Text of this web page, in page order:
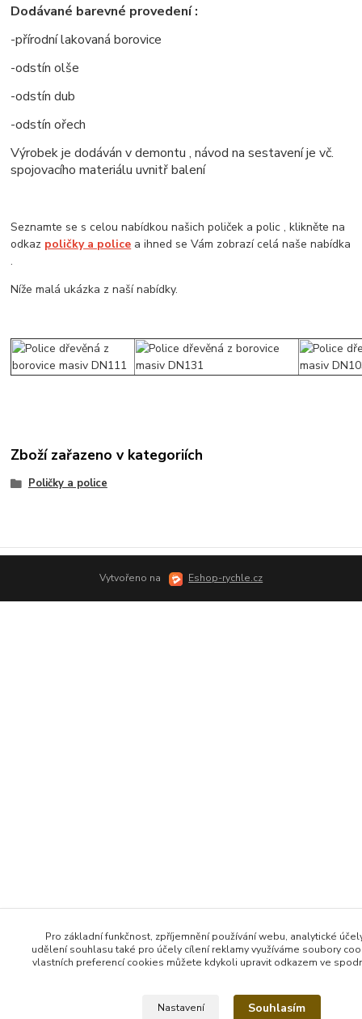
Dodávané barevné provedení :
-přírodní lakovaná borovice
-odstín olše
-odstín dub
-odstín ořech
Výrobek je dodáván v demontu , návod na sestavení je vč.
spojovacího materiálu uvnitř balení
Seznamte se s celou nabídkou našich poliček a polic , klikněte na
odkaz poličky a police a ihned se Vám zobrazí celá naše nabídka
.
Níže malá ukázka z naší nabídky.
Zboží zařazeno v kategoriích
Poličky a police
Vytvořeno na Eshop-rychle.cz
Pro základní funkčnost, zpříjemnění používání webu, analytické
udělení souhlasu také pro účely cílení reklamy využíváme soubory
vlastních preferencí cookies můžete kdykoli upravit odkazem ve
Nastavení Souhlasím